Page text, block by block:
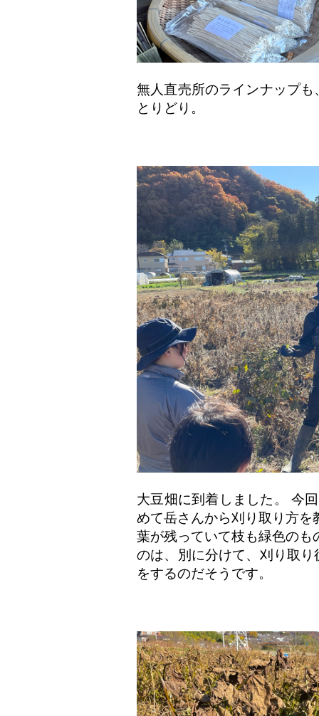
無人直売所のラインナップ
とりどり。
大豆畑に到着しました。 今
めて岳さんから刈り取り方
葉が残っていて枝も緑色の
のは、別に分けて、刈り取
をするのだそうです。